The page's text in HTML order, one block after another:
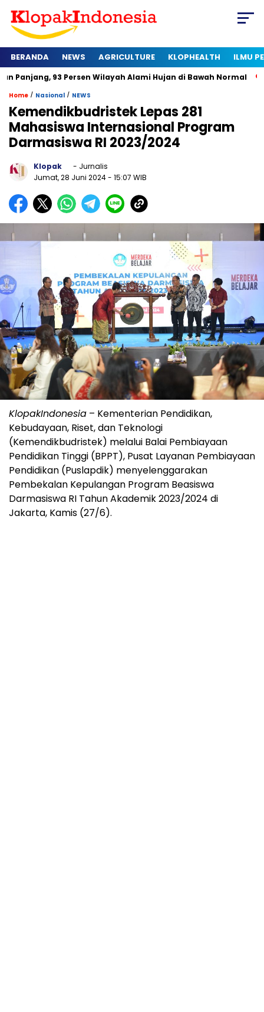
BERANDA NEWS AGRICULTURE KLOPHEALTH ILMU
Persen Wilayah Alami Hujan di Bawah Normal Kapan
Home / Nasional / NEWS
Kemendikbudristek Lepas 281
Mahasiswa Internasional Program
Darmasiswa RI 2023/2024
Klopak
- Jurnalis
Jumat, 28 Juni 2024- 15:07 WIB
KlopakIndonesia – Kementerian Pendidikan,
Kebudayaan, Riset, dan Teknologi
(Kemendikbudristek) melalui Balai Pembiayaan
Pendidikan Tinggi (BPPT), Pusat Layanan Pembiayaan
Pendidikan (Puslapdik) menyelenggarakan
Pembekalan Kepulangan Program Beasiswa
Darmasiswa RI Tahun Akademik 2023/2024 di
Jakarta, Kamis (27/6).